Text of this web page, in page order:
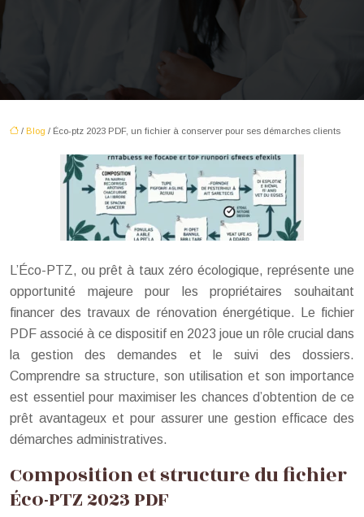
/ Blog / Éco-ptz 2023 PDF, un fichier à conserver pour ses démarches clients
L’Éco-PTZ, ou prêt à taux zéro écologique, représente une
opportunité majeure pour les propriétaires souhaitant
financer des travaux de rénovation énergétique. Le fichier
PDF associé à ce dispositif en 2023 joue un rôle crucial dans
la gestion des demandes et le suivi des dossiers.
Comprendre sa structure, son utilisation et son importance
est essentiel pour maximiser les chances d’obtention de ce
prêt avantageux et pour assurer une gestion efficace des
démarches administratives.
Composition et structure du fichier
Éco-PTZ 2023 PDF